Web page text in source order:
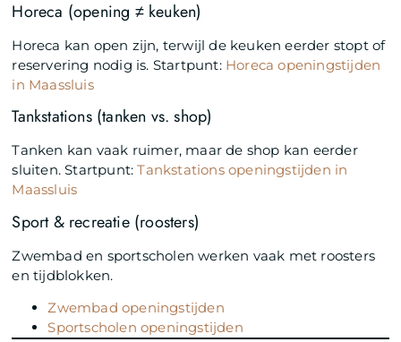
Horeca (opening ≠ keuken)
Horeca kan open zijn, terwijl de keuken eerder stopt of
reservering nodig is. Startpunt: Horeca openingstijden
in Maassluis
Tankstations (tanken vs. shop)
Tanken kan vaak ruimer, maar de shop kan eerder
sluiten. Startpunt:Tankstations openingstijden in
Maassluis
Sport & recreatie (roosters)
Zwembad en sportscholen werken vaak met roosters
en tijdblokken.
Zwembad openingstijden
Sportscholen openingstijden